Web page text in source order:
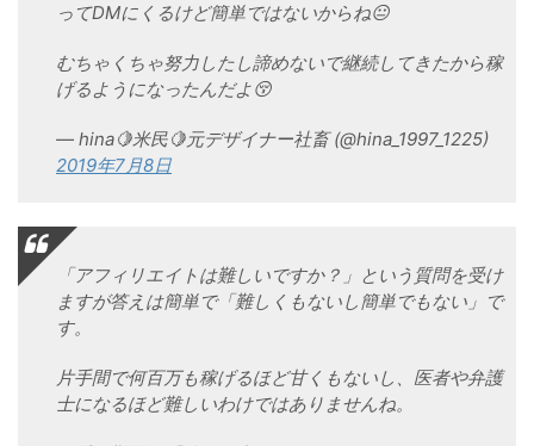
ってDMにくるけど簡単ではないからね😐
むちゃくちゃ努力したし諦めないで継続してきたから稼
げるようになったんだよ😚
— hina🍋米民🍋元デザイナー社畜 (@hina_1997_1225)
2019年7月8日
「アフィリエイトは難しいですか？」という質問を受け
ますが答えは簡単で「難しくもないし簡単でもない」で
す。
片手間で何百万も稼げるほど甘くもないし、医者や弁護
士になるほど難しいわけではありませんね。